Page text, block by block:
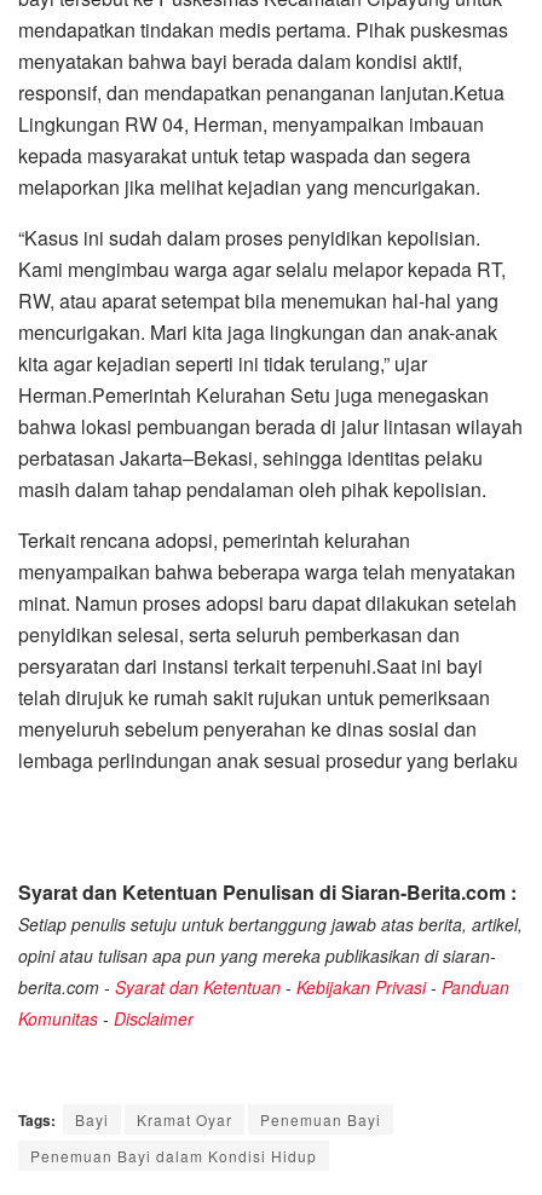
mendapatkan tindakan medis pertama. Pihak puskesmas
menyatakan bahwa bayi berada dalam kondisi aktif,
responsif, dan mendapatkan penanganan lanjutan.Ketua
Lingkungan RW 04, Herman, menyampaikan imbauan
kepada masyarakat untuk tetap waspada dan segera
melaporkan jika melihat kejadian yang mencurigakan.
“Kasus ini sudah dalam proses penyidikan kepolisian.
Kami mengimbau warga agar selalu melapor kepada RT,
RW, atau aparat setempat bila menemukan hal-hal yang
mencurigakan. Mari kita jaga lingkungan dan anak-anak
kita agar kejadian seperti ini tidak terulang,” ujar
Herman.Pemerintah Kelurahan Setu juga menegaskan
bahwa lokasi pembuangan berada di jalur lintasan wilayah
perbatasan Jakarta–Bekasi, sehingga identitas pelaku
masih dalam tahap pendalaman oleh pihak kepolisian.
Terkait rencana adopsi, pemerintah kelurahan
menyampaikan bahwa beberapa warga telah menyatakan
minat. Namun proses adopsi baru dapat dilakukan setelah
penyidikan selesai, serta seluruh pemberkasan dan
persyaratan dari instansi terkait terpenuhi.Saat ini bayi
telah dirujuk ke rumah sakit rujukan untuk pemeriksaan
menyeluruh sebelum penyerahan ke dinas sosial dan
lembaga perlindungan anak sesuai prosedur yang berlaku
Syarat dan Ketentuan Penulisan di Siaran-Berita.com :
Setiap penulis setuju untuk bertanggung jawab atas berita, artikel,
opini atau tulisan apa pun yang mereka publikasikan di siaran-
berita.com - Syarat dan Ketentuan - Kebijakan Privasi- Panduan
Komunitas - Disclaimer
Tags: Bayi Kramat Oyar
Penemuan Bayi
Penemuan Bayi dalam Kondisi Hidup